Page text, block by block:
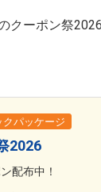
クーポン祭
クパッケージ
2026
配布中！